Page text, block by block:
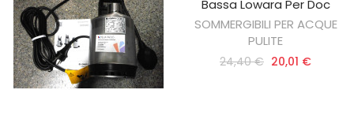
Bassa Lowara Per Doc
SOMMERGIBILI PER ACQUE
PULITE
24,40 € 20,01 €